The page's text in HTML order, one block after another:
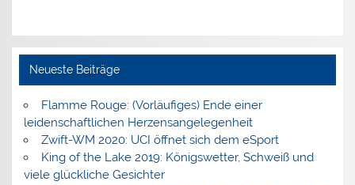
Neueste Beiträge
Flamme Rouge: (Vorläufiges) Ende einer
leidenschaftlichen Herzensangelegenheit
Zwift-WM 2020: UCI öffnet sich dem eSport
King of the Lake 2019: Königswetter, Schweiß und
viele glückliche Gesichter